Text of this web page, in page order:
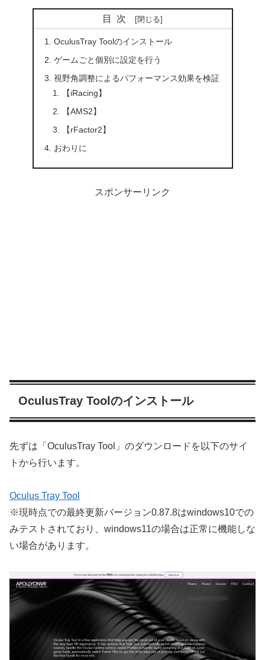
目次
OculusTray Toolのインストール
ゲームごと個別に設定を行う
視野角調整によるパフォーマンス効果を検証
【iRacing】
【AMS2】
【rFactor2】
おわりに
スポンサーリンク
OculusTray Toolのインストール
先ずは「OculusTray Tool」のダウンロードを以下のサイ
トから行います。
Oculus Tray Tool
※現時点での最終更新バージョン0.87.8はwindows10での
みテストされており、windows11の場合は正常に機能しな
い場合があります。